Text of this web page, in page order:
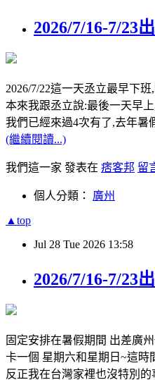
2026/7/16-7/23
2026/7/22這一天丞立最早下
本來我跟丞立說:最後一天早
我們已經來過4次有了,去年暑
(繼續閱讀...)
我們這一家 發表在 痞客邦 留
個人分類： 廣州
▲top
Jul 28 Tue 2026 13:58
2026/7/16-7/23
固定安排在暑假期間 出差廣
卡一個 星期六和星期日~這時
反正我在台灣家裡也沒特別